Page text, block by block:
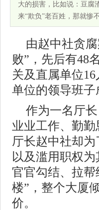
大的损害，比如说：豆腐
来“欺负”老百姓，那就惨
由赵中社贪
败”，先后有48
关及直属单位
单位的领导班子
作为一名厅
业业工作、勤
厅长赵中社却
以及滥用职权
官官勾结、拉
楼”，整个大厦
价。